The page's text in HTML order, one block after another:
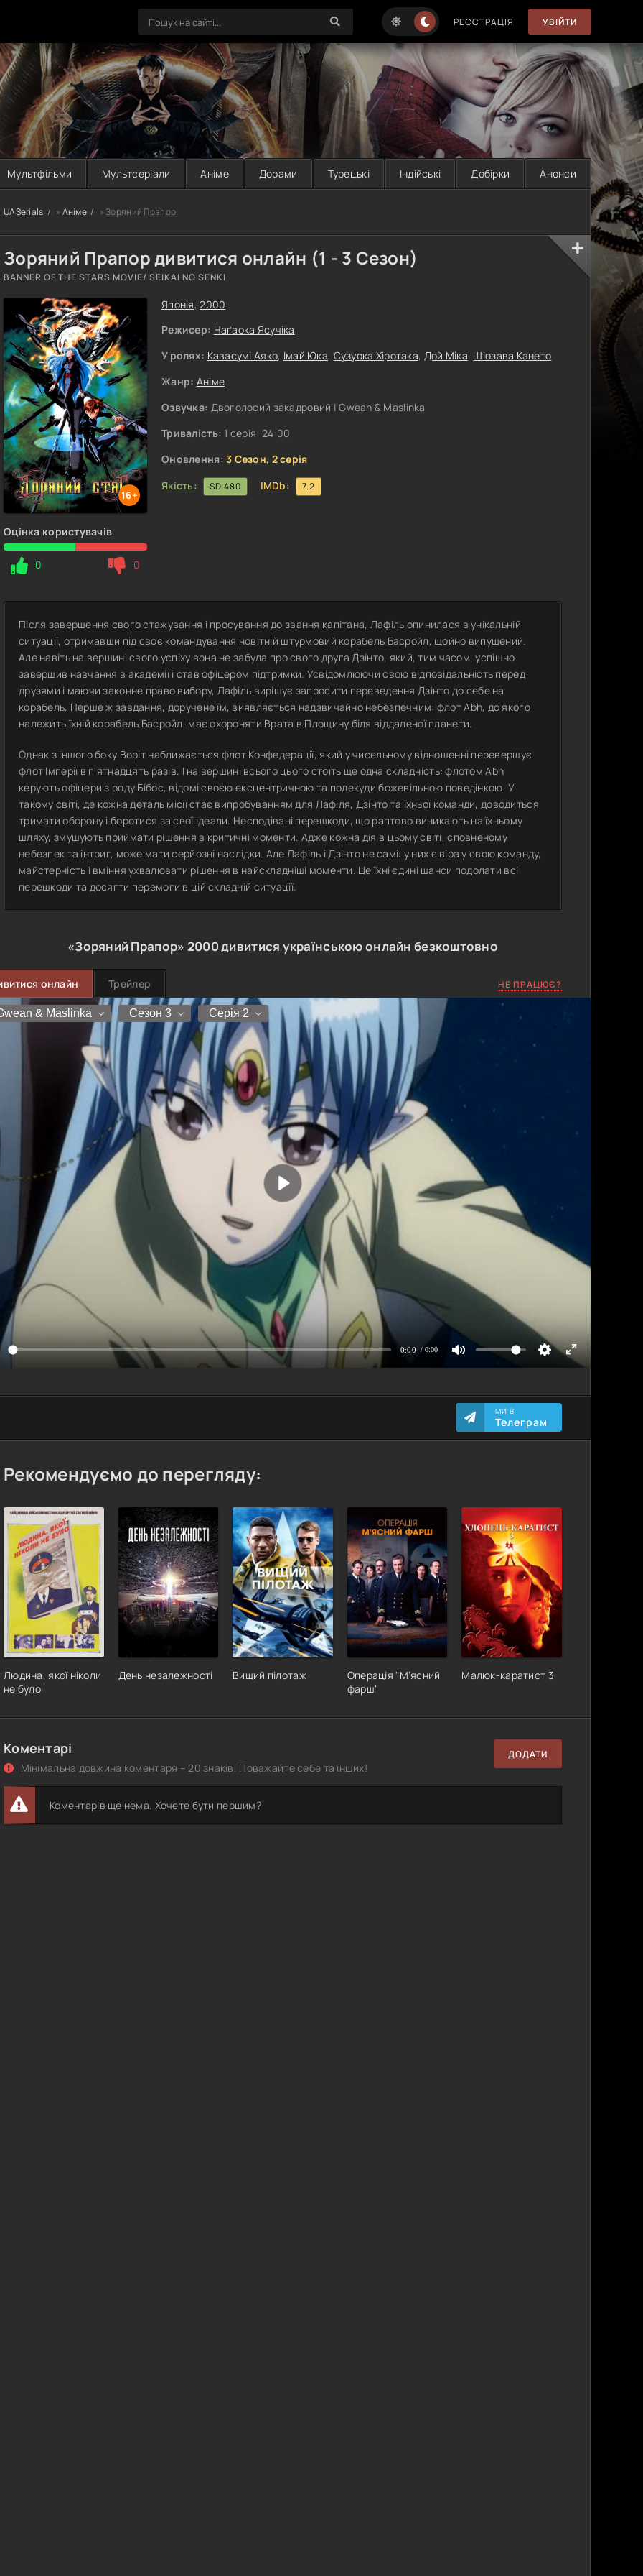
РЕЄСТРАЦІЯ УВІЙТИ
Мультфільми Мультсеріали Аніме Дорами Турецькі Індійські Добірки Анонси
UASerials » Аніме » Зоряний Прапор
Зоряний Прапор дивитися онлайн (1 - 3 Сезон)
BANNER OF THE STARS MOVIE/ SEIKAI NO SENKI
16+
Оцінка користувачів
0 0
Японія,2000
Режисер: Наґаока Ясучіка
У ролях: Кавасумі Аяко, Імай Юка, Сузуока Хіротака, Дой Міка, Шіозава Кането
Жанр: Аніме
Озвучка: Двоголосий закадровий | Gwean & Maslinka
Тривалість: 1 серія: 24:00
Оновлення: 3 Сезон, 2 серія
Якість:
SD 480 IMDb: 7.2
Після завершення свого стажування і просування до звання капітана, Лафіль опинилася в унікальній
ситуації, отримавши під своє командування новітній штурмовий корабель Басройл, щойно випущений.
Але навіть на вершині свого успіху вона не забула про свого друга Дзінто, який, тим часом, успішно
завершив навчання в академії і став офіцером підтримки. Усвідомлюючи свою відповідальність перед
друзями і маючи законне право вибору, Лафіль вирішує запросити переведення Дзінто до себе на
корабель. Перше ж завдання, доручене їм, виявляється надзвичайно небезпечним: флот Abh, до якого
належить їхній корабель Басройл, має охороняти Врата в Площину біля віддаленої планети.
Однак з іншого боку Воріт наближається флот Конфедерації, який у чисельному відношенні перевершує
флот Імперії в п'ятнадцять разів. І на вершині всього цього стоїть ще одна складність: флотом Abh
керують офіцери з роду Бібос, відомі своєю ексцентричною та подекуди божевільною поведінкою. У
такому світі, де кожна деталь місії стає випробуванням для Лафіля, Дзінто та їхньої команди, доводиться
тримати оборону і боротися за свої ідеали. Несподівані перешкоди, що раптово виникають на їхньому
шляху, змушують приймати рішення в критичні моменти. Адже кожна дія в цьому світі, сповненому
небезпек та інтриг, може мати серйозні наслідки. Але Лафіль і Дзінто не самі: у них є віра у свою команду,
майстерність і вміння ухвалювати рішення в найскладніші моменти. Це їхні єдині шанси подолати всі
перешкоди та досягти перемоги в цій складній ситуації.
«Зоряний Прапор» 2000дивитися українською онлайн безкоштовно
онлайн Трейлер НЕ ПРАЦЮЄ?
МИ В
Телеграм
Рекомендуємо до перегляду:
Людина, якої ніколи
не було
День незалежності Вищий пілотаж
Операція "М'ясний
фарш"
Малюк-каратист 3
Коментарі
Мінімальна довжина коментаря – 20 знаків. Поважайте себе та інших!
ДОДАТИ
Коментарів ще нема. Хочете бути першим?